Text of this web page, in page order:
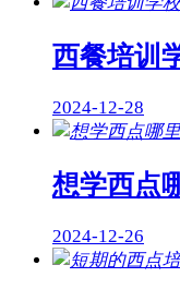
西餐培训
2024-12-28
想学西点
2024-12-26